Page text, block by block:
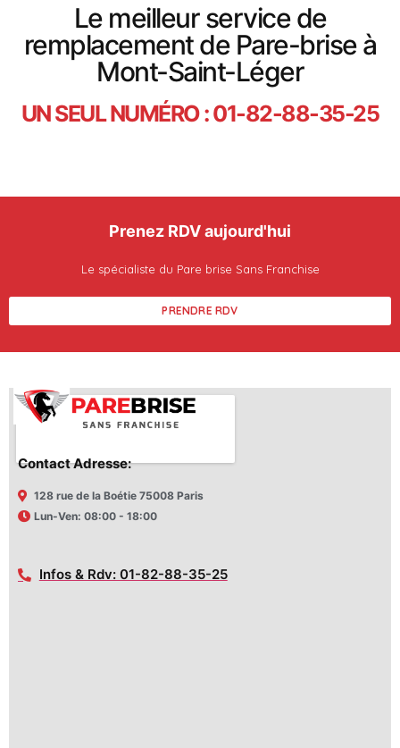
Le meilleur service de
remplacement de Pare-brise à
Mont-Saint-Léger
UN SEUL NUMÉRO : 01-82-88-35-25
Prenez RDV aujourd'hui
Le spécialiste du Pare brise Sans Franchise
PRENDRE RDV
Contact Adresse:
128 rue de la Boétie 75008 Paris
Lun-Ven: 08:00 - 18:00
Infos & Rdv: 01-82-88-35-25